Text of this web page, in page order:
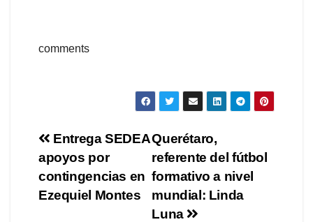
comments
Navegación
de
entradas
Querétaro,
referente del fútbol
formativo a nivel
mundial: Linda
Luna
Entrega SEDEA
apoyos por
contingencias en
Ezequiel Montes